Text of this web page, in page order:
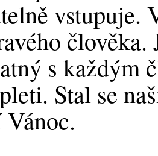
vstupuje.
s každým
Stal se